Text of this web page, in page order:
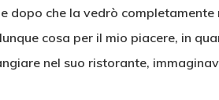
dopo che la vedrò completamente
cosa per il mio piacere, in
nel suo ristorante,